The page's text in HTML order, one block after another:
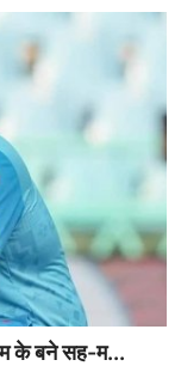
के बने सह-म...